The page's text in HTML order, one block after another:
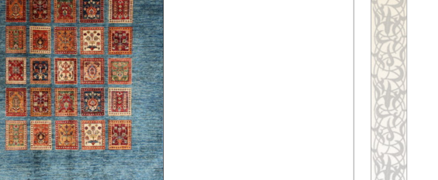
in neuem Fenster)
weiter unten für Bilder in höherer Auflösung
cm
/ durchgemustert